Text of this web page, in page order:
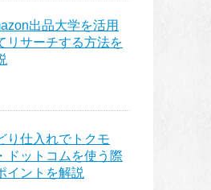
出品大学を活用
リサーチする方法を
り仕入れでトクモ
ドットコムを使う際
イントを解説